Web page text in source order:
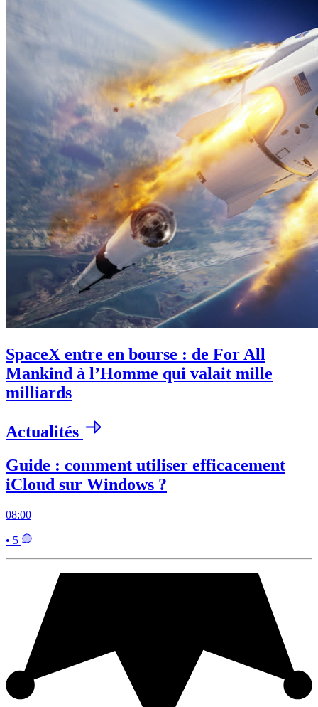
SpaceX entre en bourse : de For All
Mankind à l’Homme qui valait mille
milliards
Actualités
Guide : comment utiliser efficacement
iCloud sur Windows ?
08:00
• 5